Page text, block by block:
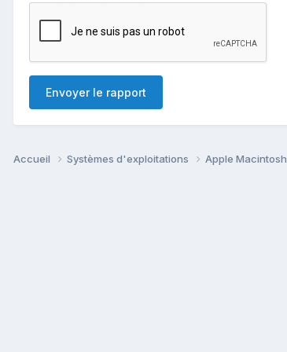
Envoyer le rapport
Accueil Systèmes d'exploitations Apple Macintosh